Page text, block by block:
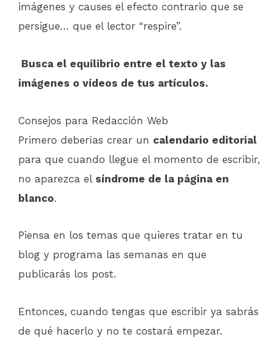
imágenes y causes el efecto contrario que se
persigue… que el lector “respire”.
Busca el equilibrio entre el texto y las
imágenes o vídeos de tus artículos.
Consejos para Redacción Web
Primero deberías crear un calendario editorial
para que cuando llegue el momento de escribir,
no aparezca el síndrome de la página en
blanco.
Piensa en los temas que quieres tratar en tu
blog y programa las semanas en que
publicarás los post.
Entonces, cuando tengas que escribir ya sabrás
de qué hacerlo y no te costará empezar.